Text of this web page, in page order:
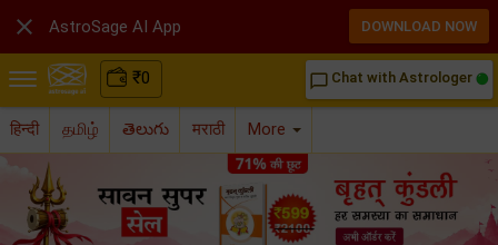
₹0 chat_bubble_outline Chat with Astrologer
हिन्दी தமிழ் తెలుగు मराठी More
 AstroSage AI App DOWNLOAD NOW